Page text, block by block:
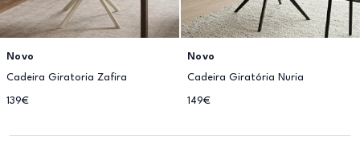
Novo
Cadeira Giratoria Zafira
139€
Novo
Cadeira Giratória Nuria
149€